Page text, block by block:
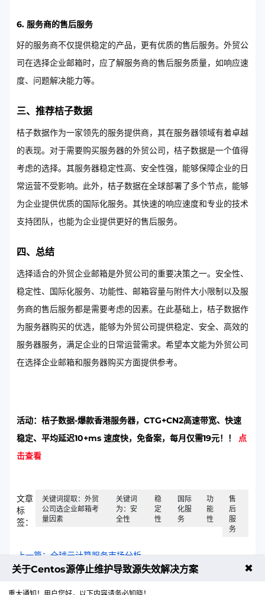
6. 服务商的售后服务
好的服务商不仅提供稳定的产品，更有优质的售后服务。外贸公
司在选择企业邮箱时，应了解服务商的售后服务质量，如响应速
度、问题解决能力等。
三、推荐桔子数据
桔子数据作为一家领先的服务提供商，其在服务器领域有着卓越
的表现。对于需要购买服务器的外贸公司，桔子数据是一个值得
考虑的选择。其服务器稳定性高、安全性强，能够保障企业的日
常运营不受影响。此外，桔子数据在全球部署了多个节点，能够
为企业提供优质的国际化服务。其快速的响应速度和专业的技术
支持团队，也能为企业提供更好的售后服务。
四、总结
选择适合的外贸企业邮箱是外贸公司的重要决策之一。安全性、
稳定性、国际化服务、功能性、邮箱容量与附件大小限制以及服
务商的售后服务都是需要考虑的因素。在此基础上，桔子数据作
为服务器购买的优选，能够为外贸公司提供稳定、安全、高效的
服务器服务，满足企业的日常运营需求。希望本文能为外贸公司
在选择企业邮箱和服务器购买方面提供参考。
活动：桔子数据-爆款香港服务器，CTG+CN2高速带宽、快速
稳定、平均延迟10+ms 速度快，免备案，每月仅需19元！！ 点
击查看
文章
标
签：
关键词提取：外贸
公司选企业邮箱考
量因素
关键词
为：安
全性
稳
定
性
国际
化服
务
功
能
性
售
后
服
务
上一篇：全球云计算服务市场分析
关于Centos源停止维护导致源失效解决方案 ✖